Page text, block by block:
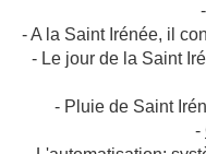
-
- A la Saint Irénée, il
- Le jour de la Saint
- Pluie de Saint
-